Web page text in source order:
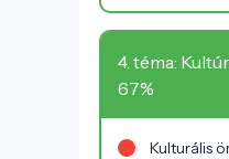
4. téma:
67%
Kulturális